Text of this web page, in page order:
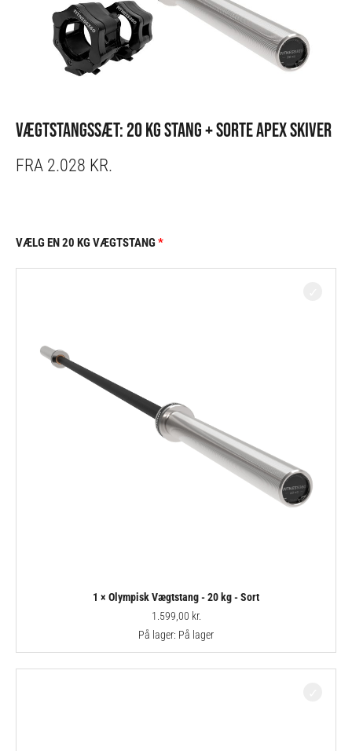
VÆGTSTANGSSÆT: 20 KG STANG + SORTE APEX SKIVER
FRA 2.028 KR.
VÆLG EN 20 KG VÆGTSTANG
1 × Olympisk Vægtstang - 20 kg - Sort
1.599,00 kr.
På lager: På lager